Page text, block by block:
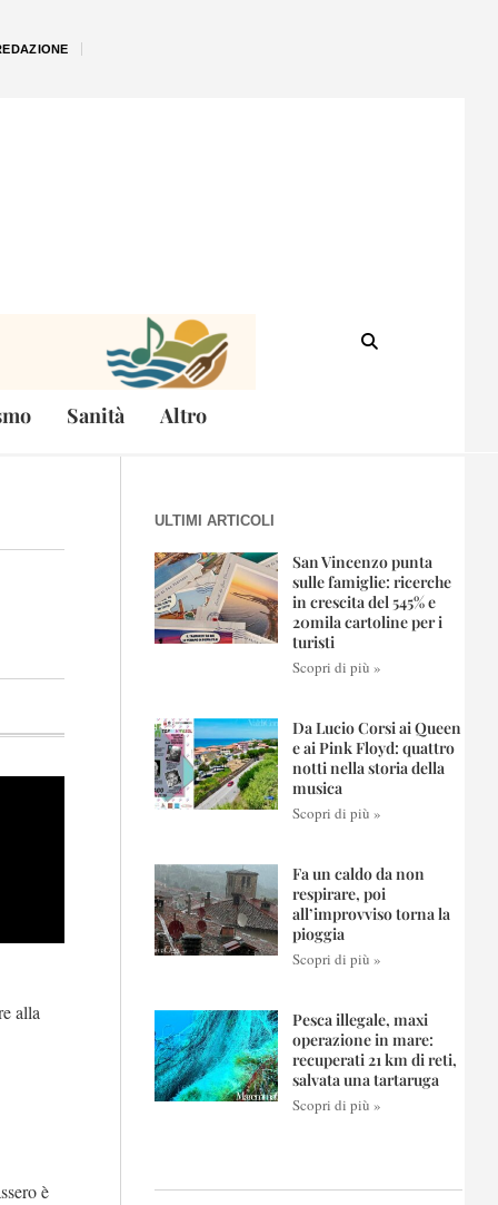
Sanità Altro
alla
è
ULTIMI ARTICOLI
San Vincenzo punta
sulle famiglie: ricerche
in crescita del 545% e
20mila cartoline per i
turisti
Scopri di più »
Da Lucio Corsi ai Queen
e ai Pink Floyd: quattro
notti nella storia della
musica
Scopri di più »
Fa un caldo da non
respirare, poi
all’improvviso torna la
pioggia
Scopri di più »
Pesca illegale, maxi
operazione in mare:
recuperati 21 km di reti,
salvata una tartaruga
Scopri di più »